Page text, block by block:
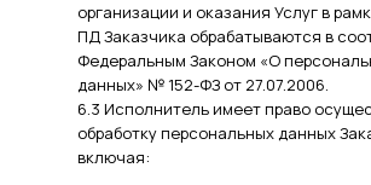
организации и оказания Услуг в
ПД Заказчика обрабатываются в
Федеральным Законом «О
данных» № 152-ФЗ от 27.07.2006.
6.3 Исполнитель имеет право
обработку персональных данных
включая: